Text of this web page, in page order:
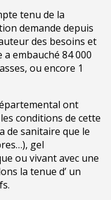
tenu de la
demande depuis
des besoins et
a embauché 84 000
ou encore 1
ont
conditions de cette
de sanitaire que le
gel
ou vivant avec une
la tenue d’ un